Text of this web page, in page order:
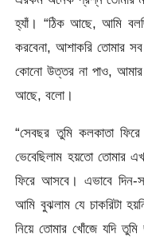
হ্যাঁ। “ঠিক আছে, আমি
করবেনা, আশাকরি তোমার
কোনো উত্তর না পাও,
আছে, বলো।
“সেবছর তুমি কলকাতা
ভেবেছিলাম হয়তো তোমার
ফিরে আসবে। এভাবে দিন-
আমি বুঝলাম যে চাকরিটা
নিয়ে তোমার খোঁজে যদি